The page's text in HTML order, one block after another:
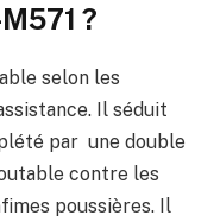
?
selon les
Il séduit
par une double
contre les
poussières. Il